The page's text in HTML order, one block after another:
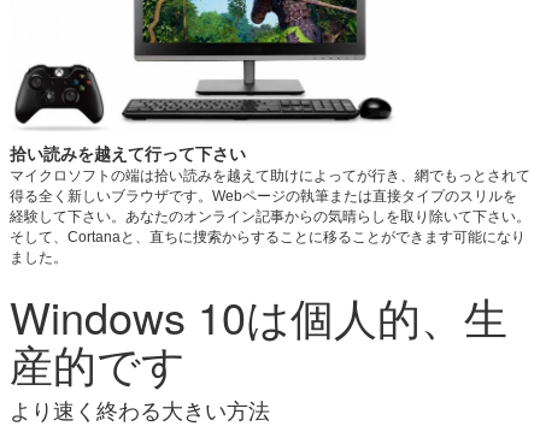
拾い読みを越えて行って下さい
マイクロソフトの端は拾い読みを越えて助けによってが行き、網でもっとされて
得る全く新しいブラウザです。Webページの執筆または直接タイプのスリルを
経験して下さい。あなたのオンライン記事からの気晴らしを取り除いて下さい。
そして、Cortanaと、直ちに捜索からすることに移ることができます可能になり
ました。
Windows 10は個人的、生
産的です
より速く終わる大きい方法